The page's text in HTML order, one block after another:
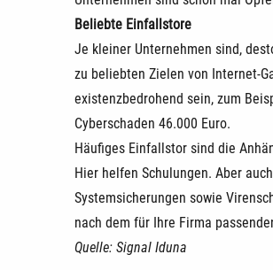
Beliebte Einfallstore
Je kleiner Unternehmen sind,
zu beliebten Zielen von Internet-
existenzbedrohend sein, zum
Cyberschaden 46.000 Euro.
Häufiges Einfallstor sind die
Hier helfen Schulungen. Aber
Systemsicherungen sowie
nach dem für Ihre Firma
Quelle: Signal Iduna